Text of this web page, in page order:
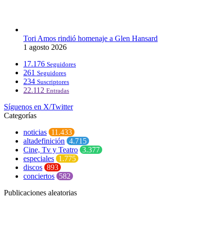
Tori Amos rindió homenaje a Glen Hansard
1 agosto 2026
17.176 Seguidores
261 Seguidores
234 Suscriptores
22.112 Entradas
Síguenos en X/Twitter
Categorías
noticias 11.433
altadefinición 4.715
Cine, Tv y Teatro 3.377
especiales 1.775
discos 893
conciertos 582
Publicaciones aleatorias